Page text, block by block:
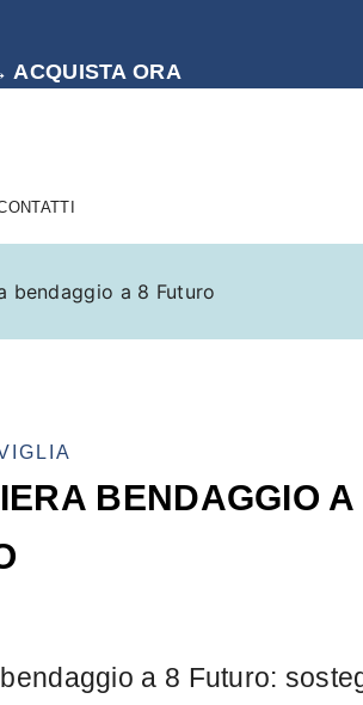
ORA
bendaggio a 8 Futuro
BENDAGGIO A
a 8 Futuro: